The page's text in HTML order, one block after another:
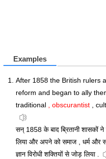
Examples
After 1858 the British rulers
reform and began to ally
traditional
, obscurantist ,
सन् 1858 के बाद ब्रितानी शासकों
लिया और अपने को समाज , धर्म और
ज्ञान विरोधी शक्तियों से जोड़ लिया .